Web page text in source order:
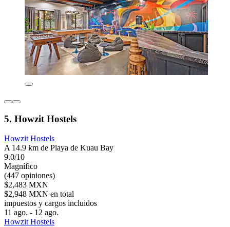
5. Howzit Hostels
Howzit Hostels
A 14.9 km de Playa de Kuau Bay
9.0/10
Magnífico
(447 opiniones)
$2,483 MXN
$2,948 MXN en total
impuestos y cargos incluidos
11 ago. - 12 ago.
Howzit Hostels